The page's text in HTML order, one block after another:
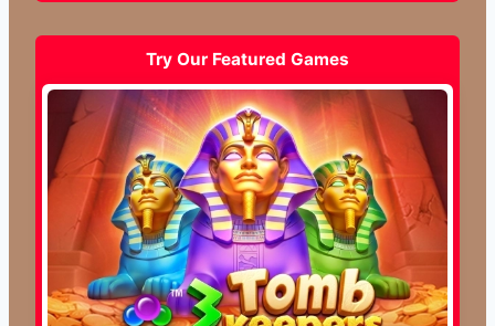
Try Our Featured Games